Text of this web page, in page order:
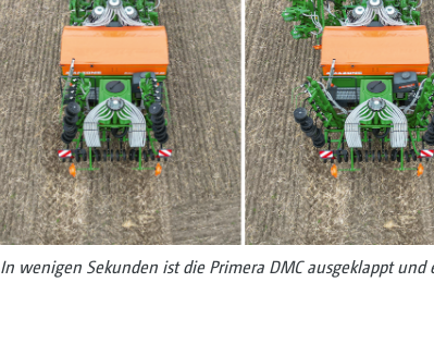
In wenigen Sekunden ist die Primera DMC ausgeklappt und